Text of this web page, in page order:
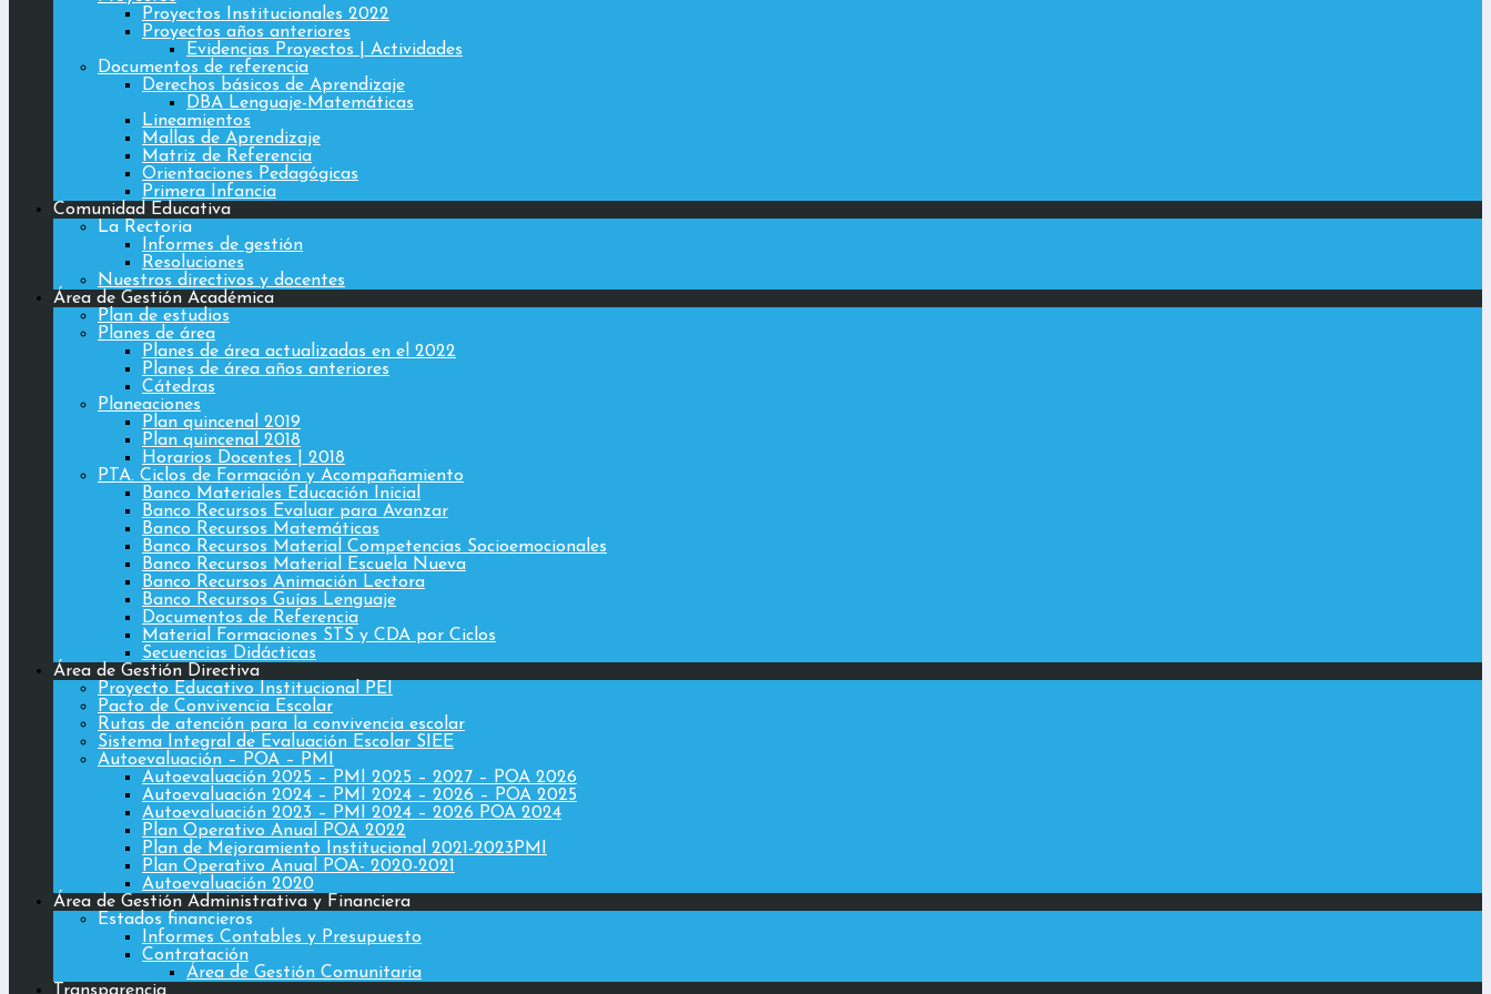
Proyectos Institucionales 2022
Proyectos años anteriores
Evidencias Proyectos | Actividades
Documentos de referencia
Derechos básicos de Aprendizaje
DBA Lenguaje-Matemáticas
Lineamientos
Mallas de Aprendizaje
Matriz de Referencia
Orientaciones Pedagógicas
Primera Infancia
Comunidad Educativa
La Rectoria
Informes de gestión
Resoluciones
Nuestros directivos y docentes
Área de Gestión Académica
Plan de estudios
Planes de área
Planes de área actualizadas en el 2022
Planes de área años anteriores
Cátedras
Planeaciones
Plan quincenal 2019
Plan quincenal 2018
Horarios Docentes | 2018
PTA. Ciclos de Formación y Acompañamiento
Banco Materiales Educación Inicial
Banco Recursos Evaluar para Avanzar
Banco Recursos Matemáticas
Banco Recursos Material Competencias Socioemocionales
Banco Recursos Material Escuela Nueva
Banco Recursos Animación Lectora
Banco Recursos Guías Lenguaje
Documentos de Referencia
Material Formaciones STS y CDA por Ciclos
Secuencias Didácticas
Área de Gestión Directiva
Proyecto Educativo Institucional PEI
Pacto de Convivencia Escolar
Rutas de atención para la convivencia escolar
Sistema Integral de Evaluación Escolar SIEE
Autoevaluación – POA – PMI
Autoevaluación 2025 – PMI 2025 – 2027 – POA 2026
Autoevaluación 2024 – PMI 2024 – 2026 – POA 2025
Autoevaluación 2023 – PMI 2024 – 2026 POA 2024
Plan Operativo Anual POA 2022
Plan de Mejoramiento Institucional 2021-2023PMI
Plan Operativo Anual POA- 2020-2021
Autoevaluación 2020
Área de Gestión Administrativa y Financiera
Estados financieros
Informes Contables y Presupuesto
Contratación
Área de Gestión Comunitaria